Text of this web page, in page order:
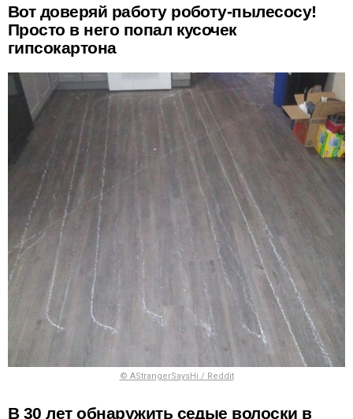
Вот доверяй работу роботу-пылесосу!
Просто в него попал кусочек
гипсокартона
© AStrangerSaysHi / Reddit
В 30 лет обнаружить седые волоски в